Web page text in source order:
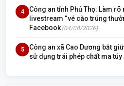
4
Công an tỉnh Phú Thọ: Làm
livestream “vé cào trúng
Facebook (04/08/2026)
5
Công an xã Cao Dương bắt
sử dụng trái phép chất ma túy